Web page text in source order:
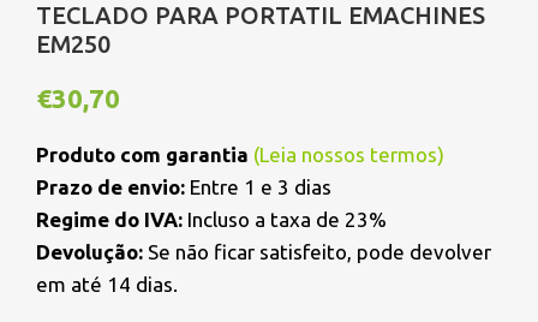
TECLADO PARA PORTATIL EMACHINES
EM250
€30,70
Produto com garantia (Leia nossos termos)
Prazo de envio: Entre 1 e 3 dias
Regime do IVA: Incluso a taxa de 23%
Devolução: Se não ficar satisfeito, pode devolver
em até 14 dias.